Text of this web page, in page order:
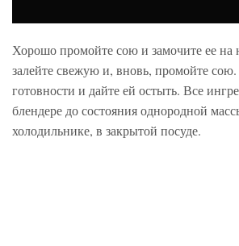
Хорошо промойте сою и замочите ее на
залейте свежую и, вновь, промойте
готовности и дайте ей остыть. Все
блендере до состояния однородной
холодильнике, в закрытой посуде.